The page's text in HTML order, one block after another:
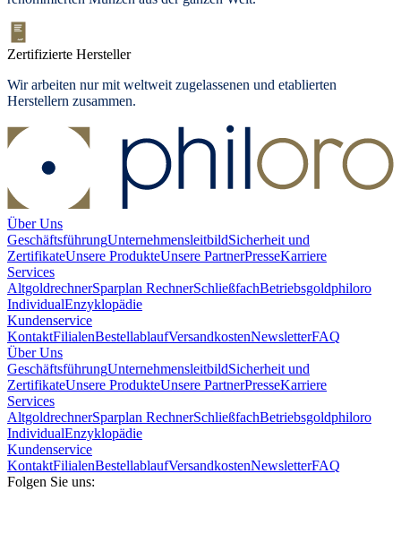
Zertifizierte Hersteller
Wir arbeiten nur mit weltweit zugelassenen und etablierten
Herstellern zusammen.
Über Uns
GeschäftsführungUnternehmensleitbildSicherheit und
ZertifikateUnsere ProdukteUnsere PartnerPresseKarriere
Services
AltgoldrechnerSparplan RechnerSchließfachBetriebsgoldphiloro
IndividualEnzyklopädie
Kundenservice
KontaktFilialenBestellablaufVersandkostenNewsletterFAQ
Über Uns
GeschäftsführungUnternehmensleitbildSicherheit und
ZertifikateUnsere ProdukteUnsere PartnerPresseKarriere
Services
AltgoldrechnerSparplan RechnerSchließfachBetriebsgoldphiloro
IndividualEnzyklopädie
Kundenservice
KontaktFilialenBestellablaufVersandkostenNewsletterFAQ
Folgen Sie uns: